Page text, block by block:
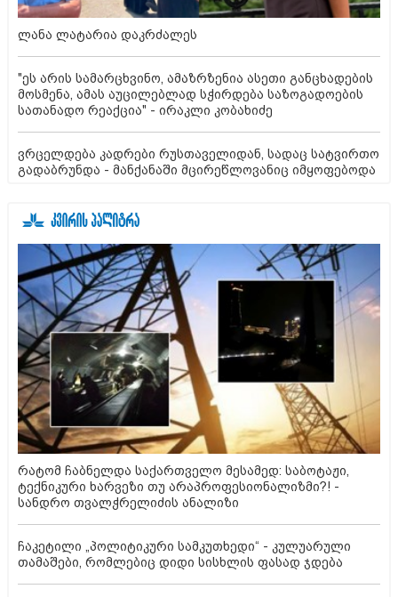
ლანა ლატარია დაკრძალეს
"ეს არის სამარცხვინო, ამაზრზენია ასეთი განცხადების
მოსმენა, ამას აუცილებლად სჭირდება საზოგადოების
სათანადო რეაქცია" - ირაკლი კობახიძე
ვრცელდება კადრები რუსთაველიდან, სადაც სატვირთო
გადაბრუნდა - მანქანაში მცირეწლოვანიც იმყოფებოდა
რატომ ჩაბნელდა საქართველო მესამედ: საბოტაჟი,
ტექნიკური ხარვეზი თუ არაპროფესიონალიზმი?! -
სანდრო თვალჭრელიძის ანალიზი
ჩაკეტილი „პოლიტიკური სამკუთხედი“ - კულუარული
თამაშები, რომლებიც დიდი სისხლის ფასად ჯდება